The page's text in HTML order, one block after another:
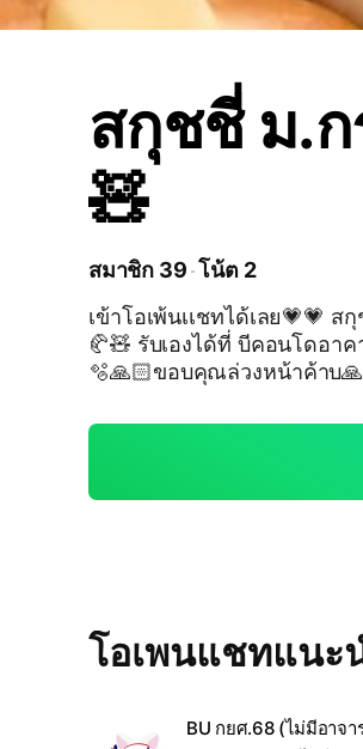
สกุชชี่ ม.ก
🧸
สมาชิก 39 โน้ต 2
เข้าโอเพ้นเเชทได้เลย💗💗 สกุชชี่พร้อมส่ง 🚚🧸 ราคาต่อชิ้น เริ่มต้นที่ 39 ฿🧽
🥐🧸 รับเองได้ที่ บีคอนโดอาคาร A ส่งตามหอ+15คั้ป 🧸🧽🥐🧀🧈🥨🍔🍟🍕
🫧🙏🏻ขอบคุณล่วงหน้าค้าบ
โอเพนแชทแนะ